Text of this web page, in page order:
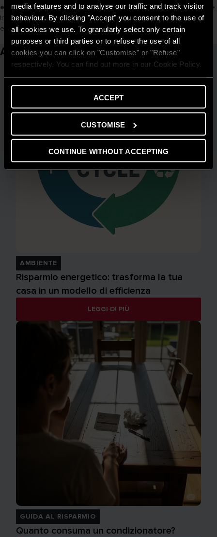
media features and to analyse our traffic and track visitor
behaviour. By clicking "Accept" you consent to the use of
all cookies we use. To granularly select only certain
purposes or third parties or to refuse the use of all
cookies you can click on "Customise" or "Refuse"
respectively. You can find out more in our Cookie Policy.
ACCEPT
CUSTOMISE
CONTINUE WITHOUT ACCEPTING
efficienza , aiutiamo i nostri clienti a costruire un futuro più sostenibile.
Insieme, possiamo raggiungere gli obiettivi di riduzione delle
emissioni, a beneficio del nostro pianeta e delle generazioni future.
Articoli correlati
AMBIENTE
Risparmio energetico: trasforma la tua
casa in un modello di efficienza
LEGGI DI PIÙ
GUIDA AL RISPARMIO
Quanto consuma un condizionatore?